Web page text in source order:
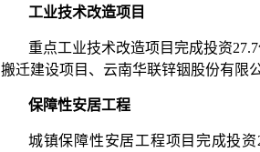
工业技术改造项目
重点工业技术改造项目完成投资
搬迁建设项目、云南华联锌铟股份有限
保障性安居工程
城镇保障性安居工程项目完成投